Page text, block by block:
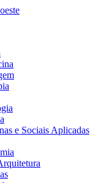
e Sociais Aplicadas